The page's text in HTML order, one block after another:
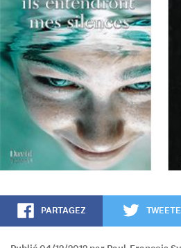
PARTAGEZ